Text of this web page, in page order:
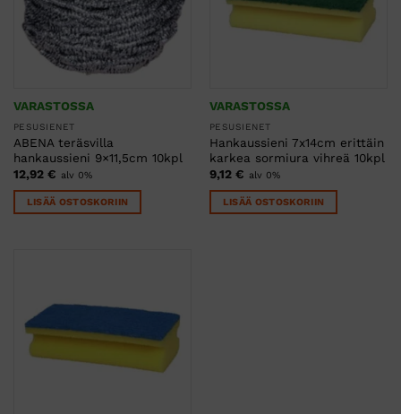
VARASTOSSA
PESUSIENET
ABENA teräsvilla
hankaussieni 9×11,5cm 10kpl
12,92 € alv 0%
LISÄÄ OSTOSKORIIN
VARASTOSSA
PESUSIENET
Hankaussieni 7x14cm erittäin
karkea sormiura vihreä 10kpl
9,12 € alv 0%
LISÄÄ OSTOSKORIIN